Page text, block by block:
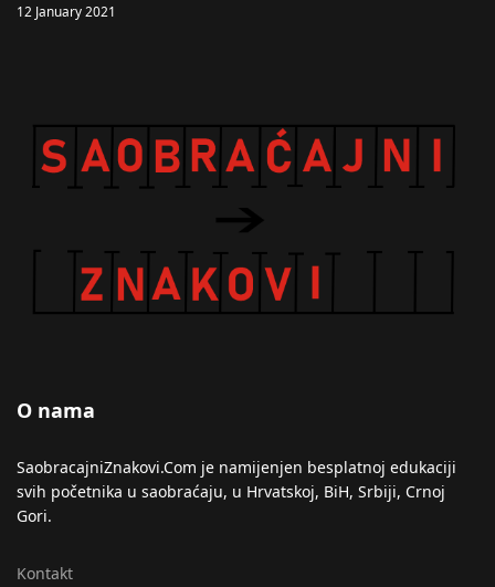
12 January 2021
O nama
SaobracajniZnakovi.Com je namijenjen besplatnoj edukaciji
svih početnika u saobraćaju, u Hrvatskoj, BiH, Srbiji, Crnoj
Gori.
Kontakt